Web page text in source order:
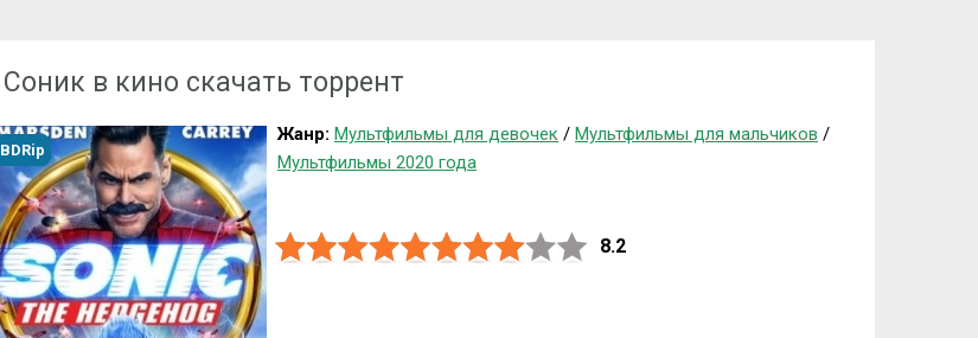
Соник в кино скачать торрент
BDRip
Жанр: Мультфильмы для девочек / Мультфильмы для мальчиков /
Мультфильмы 2020 года
8.2